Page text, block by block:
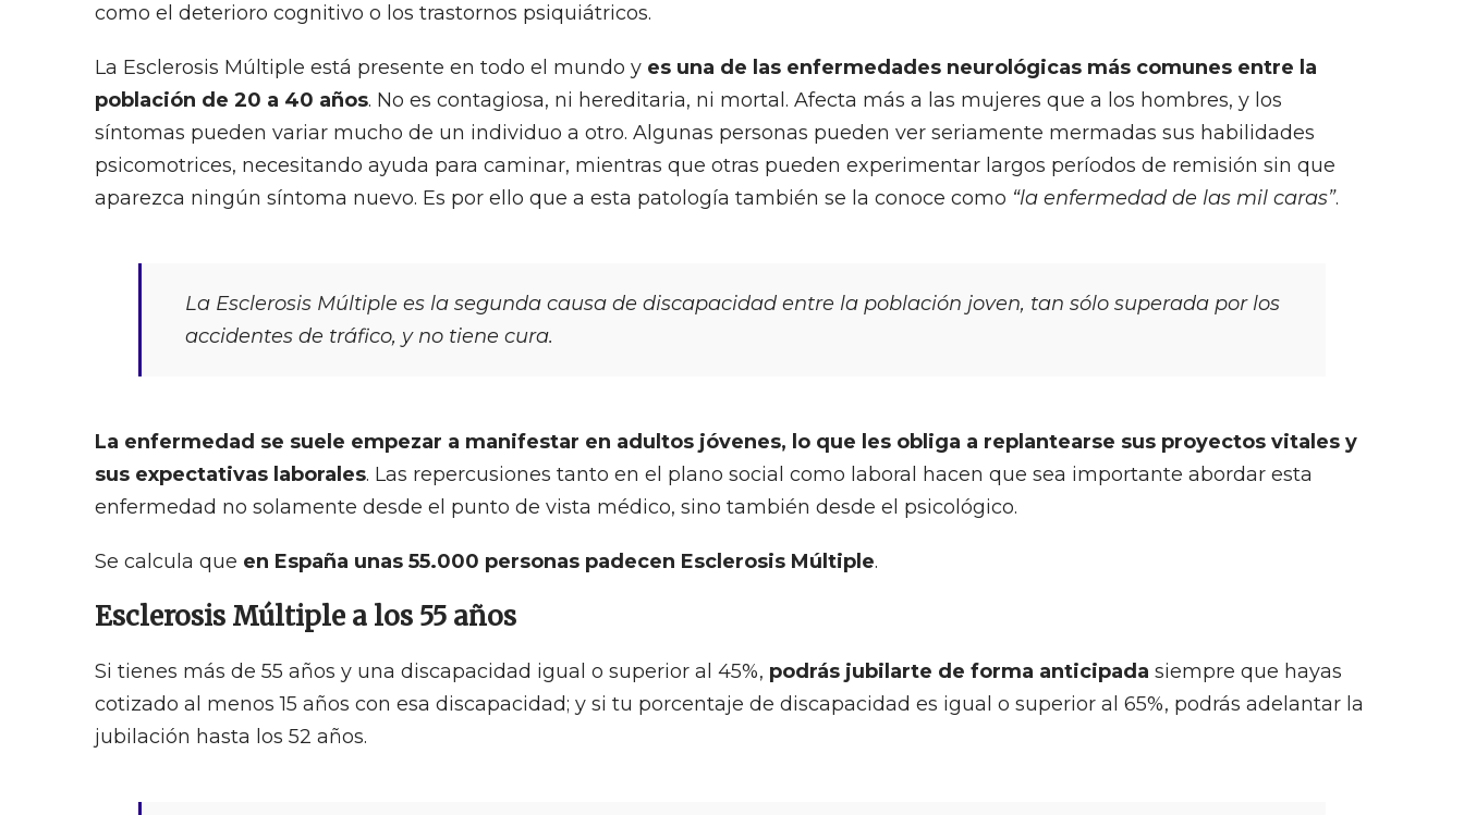
como el deterioro cognitivo o los trastornos psiquiátricos.
La Esclerosis Múltiple está presente en todo el mundo y es una de las enfermedades neurológicas más comunes entre la
población de 20 a 40 años. No es contagiosa, ni hereditaria, ni mortal. Afecta más a las mujeres que a los hombres, y los
síntomas pueden variar mucho de un individuo a otro. Algunas personas pueden ver seriamente mermadas sus habilidades
psicomotrices, necesitando ayuda para caminar, mientras que otras pueden experimentar largos períodos de remisión sin que
aparezca ningún síntoma nuevo. Es por ello que a esta patología también se la conoce como “la enfermedad de las mil caras”.
La Esclerosis Múltiple es la segunda causa de discapacidad entre la población joven, tan sólo superada por los
accidentes de tráfico, y no tiene cura.
La enfermedad se suele empezar a manifestar en adultos jóvenes, lo que les obliga a replantearse sus proyectos vitales y
sus expectativas laborales. Las repercusiones tanto en el plano social como laboral hacen que sea importante abordar esta
enfermedad no solamente desde el punto de vista médico, sino también desde el psicológico.
Se calcula que en España unas 55.000 personas padecen Esclerosis Múltiple.
Esclerosis Múltiple a los 55 años
Si tienes más de 55 años y una discapacidad igual o superior al 45%, podrás jubilarte de forma anticipada siempre que hayas
cotizado al menos 15 años con esa discapacidad; y si tu porcentaje de discapacidad es igual o superior al 65%, podrás adelantar la
jubilación hasta los 52 años.